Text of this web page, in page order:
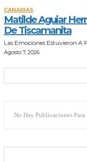
CANARIAS
Matilde Aguiar
De Tiscamanita
Las Emociones Estuvieron A
Agosto 7, 2026
No Hay Publicaciones Para